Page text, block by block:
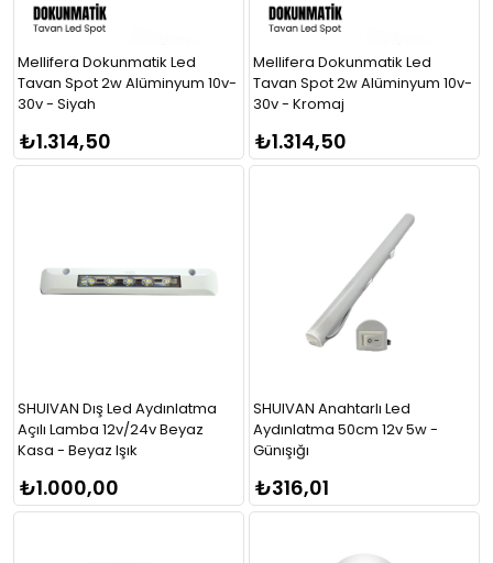
Mellifera Dokunmatik Led
Tavan Spot 2w Alüminyum 10v-
30v - Siyah
₺1.314,50
Mellifera Dokunmatik Led
Tavan Spot 2w Alüminyum 10v-
30v - Kromaj
₺1.314,50
SHUIVAN Dış Led Aydınlatma
Açılı Lamba 12v/24v Beyaz
Kasa - Beyaz Işık
₺1.000,00
SHUIVAN Anahtarlı Led
Aydınlatma 50cm 12v 5w -
Günışığı
₺316,01